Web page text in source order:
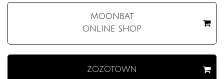
MOONBAT
ONLINE SHOP
ZOZOTOWN